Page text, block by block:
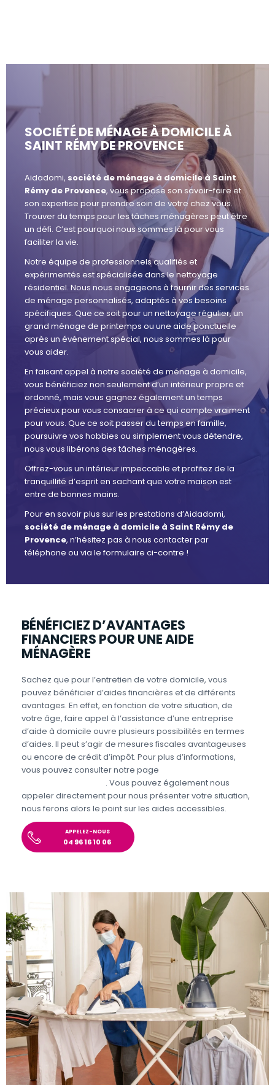
SOCIÉTÉ DE MÉNAGE À DOMICILE À
SAINT RÉMY DE PROVENCE
Aidadomi, société de ménage à domicile à Saint
Rémy de Provence, vous propose son savoir-faire et
son expertise pour prendre soin de votre chez vous.
Trouver du temps pour les tâches ménagères peut être
un défi. C’est pourquoi nous sommes là pour vous
faciliter la vie.
Notre équipe de professionnels qualifiés et
expérimentés est spécialisée dans le nettoyage
résidentiel. Nous nous engageons à fournir des services
de ménage personnalisés, adaptés à vos besoins
spécifiques. Que ce soit pour un nettoyage régulier, un
grand ménage de printemps ou une aide ponctuelle
après un événement spécial, nous sommes là pour
vous aider.
En faisant appel à notre société de ménage à domicile,
vous bénéficiez non seulement d’un intérieur propre et
ordonné, mais vous gagnez également un temps
précieux pour vous consacrer à ce qui compte vraiment
pour vous. Que ce soit passer du temps en famille,
poursuivre vos hobbies ou simplement vous détendre,
nous vous libérons des tâches ménagères.
Offrez-vous un intérieur impeccable et profitez de la
tranquillité d’esprit en sachant que votre maison est
entre de bonnes mains.
Pour en savoir plus sur les prestations d’Aidadomi,
société de ménage à domicile à Saint Rémy de
Provence, n’hésitez pas à nous contacter par
téléphone ou via le formulaire ci-contre !
BÉNÉFICIEZ D’AVANTAGES
FINANCIERS POUR UNE AIDE
MÉNAGÈRE
Sachez que pour l’entretien de votre domicile, vous
pouvez bénéficier d’aides financières et de différents
avantages. En effet, en fonction de votre situation, de
votre âge, faire appel à l’assistance d’une entreprise
d’aide à domicile ouvre plusieurs possibilités en termes
d’aides. Il peut s’agir de mesures fiscales avantageuses
ou encore de crédit d’impôt. Pour plus d’informations,
vous pouvez consulter notre page
. Vous pouvez également nous
appeler directement pour nous présenter votre situation,
nous ferons alors le point sur les aides accessibles.
APPELEZ-NOUS
04 96 16 10 06